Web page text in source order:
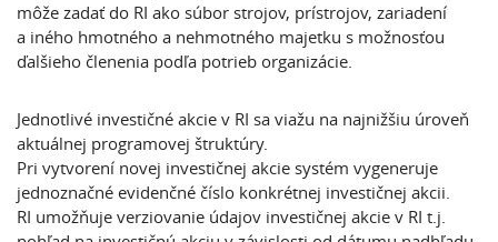
môže zadať do RI ako súbor strojov, prístrojov, zariadení
a iného hmotného a nehmotného majetku s možnosťou
ďalšieho členenia podľa potrieb organizácie.
Jednotlivé investičné akcie v RI sa viažu na najnižšiu úroveň
aktuálnej programovej štruktúry.
Pri vytvorení novej investičnej akcie systém vygeneruje
jednoznačné evidenčné číslo konkrétnej investičnej akcii.
RI umožňuje verziovanie údajov investičnej akcie v RI t.j.